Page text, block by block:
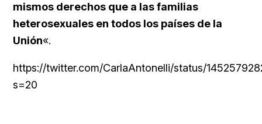
mismos derechos que a las familias
heterosexuales en todos los países de la
Unión«.
https://twitter.com/CarlaAntonelli/status/
s=20